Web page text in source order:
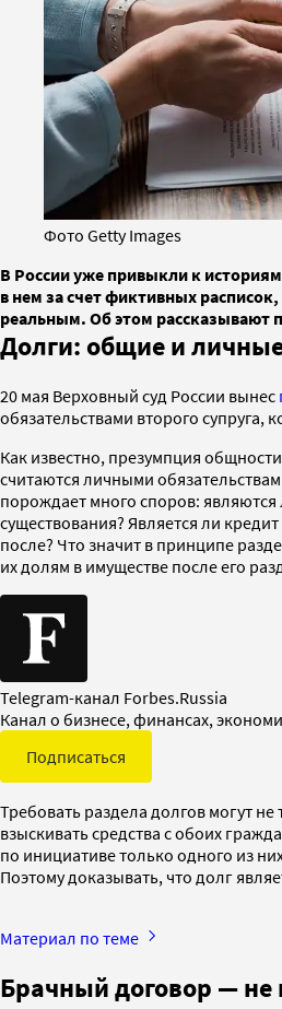
Фото Getty Images
В России уже привыкли к
в нем за счет фиктивных
реальным. Об этом рассказывают
Долги: общие и
20 мая Верховный суд России вынес
обязательствами второго супруга,
Как известно, презумпция
считаются личными
порождает много споров:
существования? Является ли
после? Что значит в принципе
их долям в имуществе после его
Telegram-канал Forbes.Russia
Канал о бизнесе, финансах,
Подписаться
Требовать раздела долгов могут
взыскивать средства с обоих
по инициативе только одного из
Поэтому доказывать, что долг
Материал по теме
Брачный договор — не